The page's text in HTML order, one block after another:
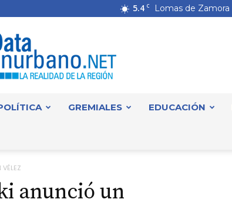
5.4 C Lomas de Zamora
GREMIALES EDUCACIÓN
anunció un